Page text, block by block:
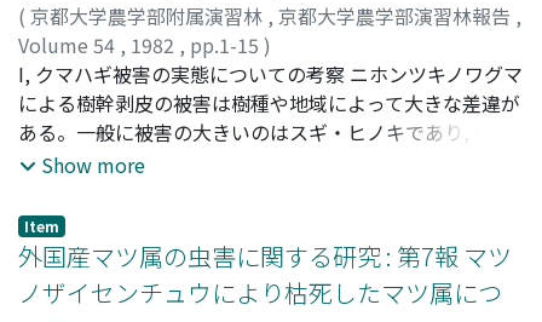
( 京都大学農学部附属演習林 , 京都大学農学部演習林報告 ,
Volume 54 , 1982 , pp.1-15 )
吉村, 健次郎;福井, 宏至;Yoshimura, Kenjiro;Fukui,
Hiroshi;ヨシムラ, ケンジロウ;フクイ, ヒロシ
I, クマハギ被害の実態についての考察 ニホンツキノワグマ
による樹幹剥皮の被害は樹種や地域によって大きな差違が
ある。一般に被害の大きいのはスギ・ヒノキであり, 針葉
樹に多く広葉樹の被害は稀である。地域別にみると, 被害
府東北部, 紀伊山地で, 山形県, 新潟県, 広島県などでは稀
に被害の報告がある。クマの年間捕獲数によって推定した
相対生息密度とクマハギの被害地・無被害地で, 相対生息
密度と被害との相関性は認められなかった。II, 産地別ス
Show more
Item
外国産マツ属の虫害に関する研究 : 第7報 マツ
ノザイセンチュウにより枯死したマツ属につ